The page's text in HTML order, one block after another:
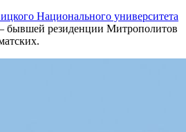
Национального университета
бывшей резиденции Митрополитов